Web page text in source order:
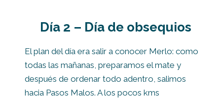
Día 2 – Día de obsequios
El plan del día era salir a conocer Merlo: como
todas las mañanas, preparamos el mate y
después de ordenar todo adentro, salimos
hacia Pasos Malos. A los pocos kms